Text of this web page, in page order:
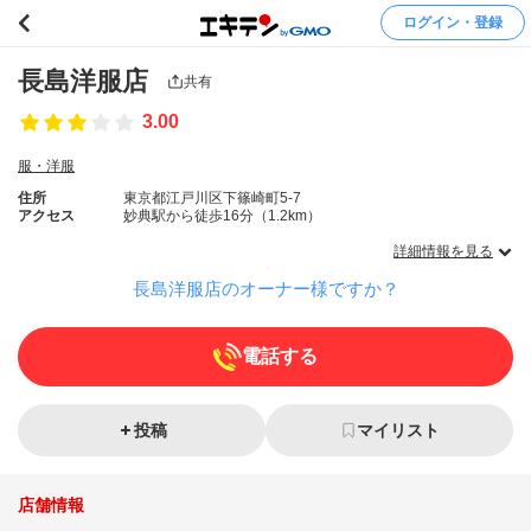
ログイン・登録
長島洋服店 共有
3.00
服・洋服
住所
東京都江戸川区下篠崎町5-7
アクセス
妙典駅から徒歩16分（1.2km）
詳細情報を見る
長島洋服店のオーナー様ですか？
電話する
投稿 マイリスト
店舗情報